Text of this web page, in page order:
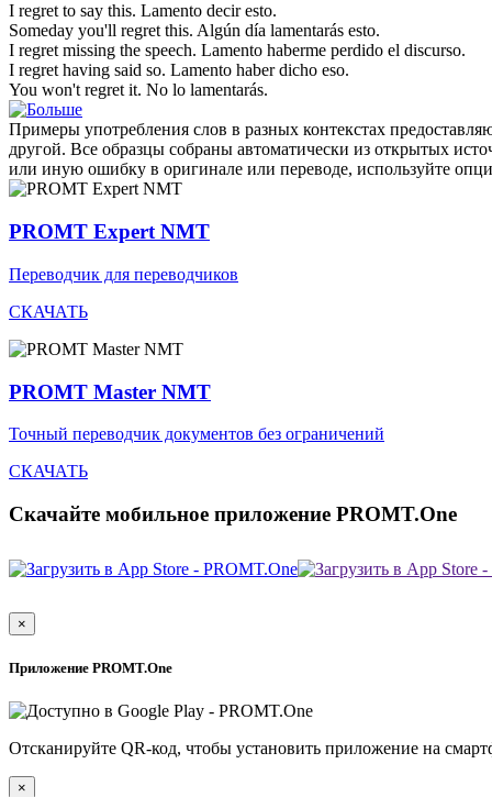
I regretto say this. Lamento decir esto.
Someday you'll regretthis. Algún día lamentarás esto.
I regretmissing the speech. Lamento haberme perdido el discurso.
I regrethaving said so. Lamento haber dicho eso.
You won'tregretit. No lo lamentarás.
Примеры употребления слов в разных контекстах
другой. Все образцы собраны автоматически из открытых
или иную ошибку в оригинале или переводе, используйте
PROMT Expert NMT
Переводчик для переводчиков
СКАЧАТЬ
PROMT Master NMT
Точный переводчик документов без ограничений
СКАЧАТЬ
Скачайте мобильное приложение PROMT.One
×
Приложение PROMT.One
Отсканируйте QR-код, чтобы установить приложение на
×